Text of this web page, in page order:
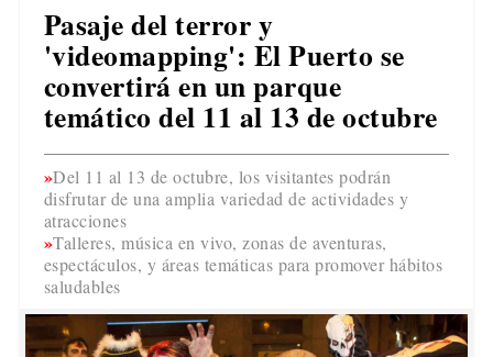
Pasaje del terror y
'videomapping': El Puerto se
convertirá en un parque
temático del 11 al 13 de octubre
Del 11 al 13 de octubre, los visitantes podrán
disfrutar de una amplia variedad de actividades y
atracciones
Talleres, música en vivo, zonas de aventuras,
espectáculos, y áreas temáticas para promover hábitos
saludables